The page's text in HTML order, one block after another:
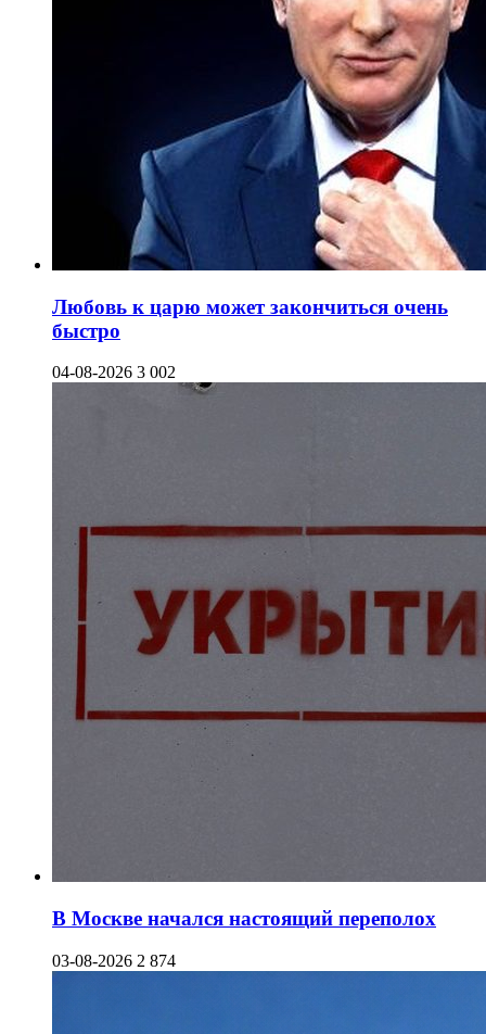
Любовь к царю может закончиться очень
быстро
04-08-2026 3 002
В Москве начался настоящий переполох
03-08-2026 2 874